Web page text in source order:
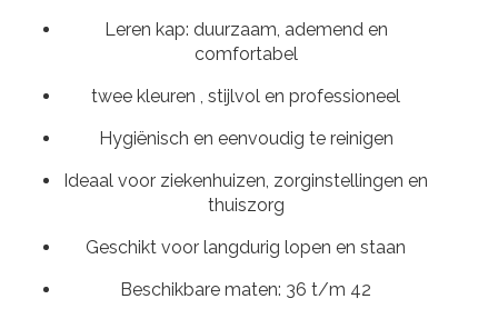
Leren kap: duurzaam, ademend en
comfortabel
twee kleuren , stijlvol en professioneel
Hygiënisch en eenvoudig te reinigen
Ideaal voor ziekenhuizen, zorginstellingen en
thuiszorg
Geschikt voor langdurig lopen en staan
Beschikbare maten: 36 t/m 42